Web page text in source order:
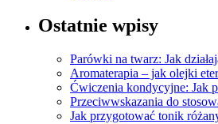
Ostatnie wpisy
Parówki na twarz: Jak
Aromaterapia – jak olejki
Ćwiczenia kondycyjne: Jak
Przeciwwskazania do
Jak przygotować tonik